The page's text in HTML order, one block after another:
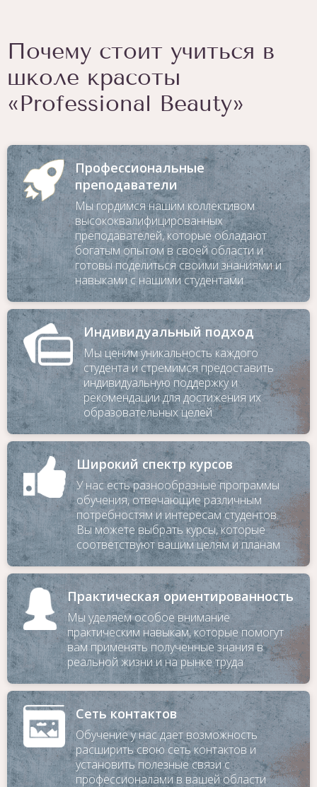
Для заказа обратного звонка
оставьте телефон
Почему стоит учиться в
школе красоты
«Professional Beauty»
Профессиональные
преподаватели
Мы гордимся нашим коллективом
высококвалифицированных
преподавателей, которые обладают
богатым опытом в своей области и
готовы поделиться своими знаниями и
навыками с нашими студентами
Индивидуальный подход
Мы ценим уникальность каждого
студента и стремимся предоставить
индивидуальную поддержку и
рекомендации для достижения их
образовательных целей
Широкий спектр курсов
У нас есть разнообразные программы
обучения, отвечающие различным
потребностям и интересам студентов.
Вы можете выбрать курсы, которые
соответствуют вашим целям и планам
Практическая ориентированность
Мы уделяем особое внимание
практическим навыкам, которые помогут
вам применять полученные знания в
реальной жизни и на рынке труда
Сеть контактов
Обучение у нас дает возможность
расширить свою сеть контактов и
установить полезные связи с
профессионалами в вашей области